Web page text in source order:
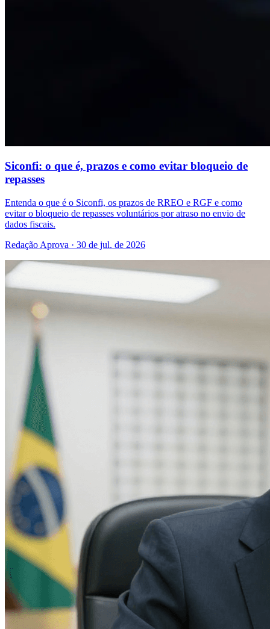
Siconfi: o que é, prazos e como evitar bloqueio de
repasses
Entenda o que é o Siconfi, os prazos de RREO e RGF e como
evitar o bloqueio de repasses voluntários por atraso no envio de
dados fiscais.
Redação Aprova · 30 de jul. de 2026